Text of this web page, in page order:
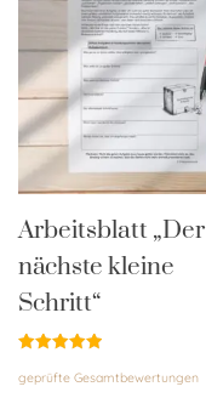
Arbeitsblatt „Der
nächste kleine
Schritt“
mit
geprüfte Gesamtbewertungen